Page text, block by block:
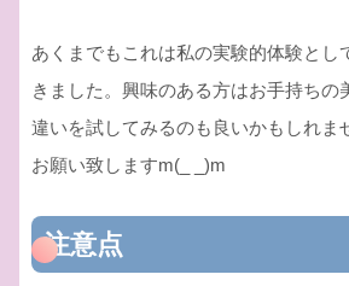
あくまでもこれは私の実験的体験とし
きました。興味のある方はお手持ちの
違いを試してみるのも良いかもしれま
お願い致しますm(_ _)m
注意点